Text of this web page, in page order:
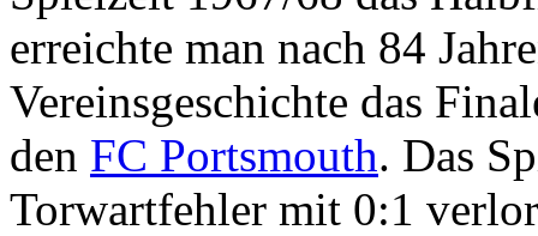
erreichte man nach 84
Vereinsgeschichte das
den FC Portsmouth. Das
Torwartfehler mit 0:1